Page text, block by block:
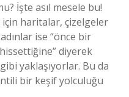
İşte asıl mesele bu!
haritalar, çizelgeler
ise “önce bir
diyerek
yaklaşıyorlar. Bu da
bir keşif yolculuğu